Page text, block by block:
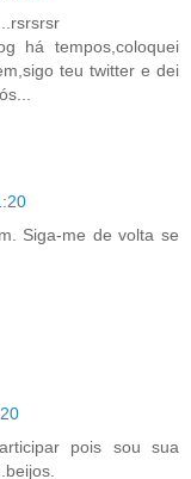
há tempos,coloquei
teu twitter e dei
Siga-me de volta se
pois sou sua